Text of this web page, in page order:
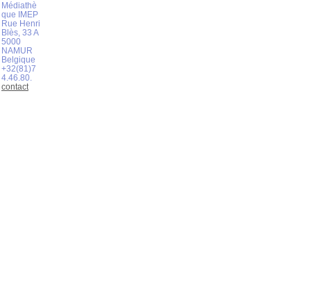
Médiathè
que IMEP
Rue Henri
Blès, 33 A
5000
NAMUR
Belgique
+32(81)7
4.46.80.
contact